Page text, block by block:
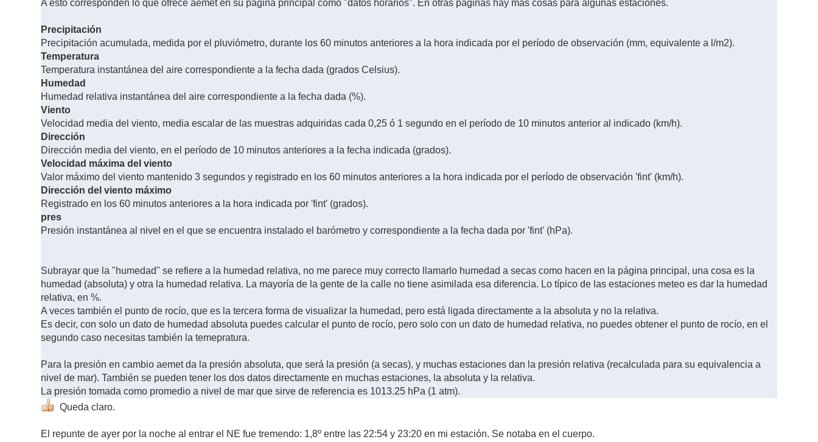
A esto corresponden lo que ofrece aemet en su página principal como "datos horarios". En otras páginas hay más cosas para algunas estaciones.
Precipitación
Precipitación acumulada, medida por el pluviómetro, durante los 60 minutos anteriores a la hora indicada por el período de observación (mm, equivalente a l/m2).
Temperatura
Temperatura instantánea del aire correspondiente a la fecha dada (grados Celsius).
Humedad
Humedad relativa instantánea del aire correspondiente a la fecha dada (%).
Viento
Velocidad media del viento, media escalar de las muestras adquiridas cada 0,25 ó 1 segundo en el período de 10 minutos anterior al indicado (km/h).
Dirección
Dirección media del viento, en el período de 10 minutos anteriores a la fecha indicada (grados).
Velocidad máxima del viento
Valor máximo del viento mantenido 3 segundos y registrado en los 60 minutos anteriores a la hora indicada por el período de observación 'fint' (km/h).
Dirección del viento máximo
Registrado en los 60 minutos anteriores a la hora indicada por 'fint' (grados).
pres
Presión instantánea al nivel en el que se encuentra instalado el barómetro y correspondiente a la fecha dada por 'fint' (hPa).
Subrayar que la "humedad" se refiere a la humedad relativa, no me parece muy correcto llamarlo humedad a secas como hacen en la página principal, una cosa es la
humedad (absoluta) y otra la humedad relativa. La mayoría de la gente de la calle no tiene asimilada esa diferencia. Lo típico de las estaciones meteo es dar la humedad
relativa, en %.
A veces también el punto de rocío, que es la tercera forma de visualizar la humedad, pero está ligada directamente a la absoluta y no la relativa.
Es decir, con solo un dato de humedad absoluta puedes calcular el punto de rocío, pero solo con un dato de humedad relativa, no puedes obtener el punto de rocío, en el
segundo caso necesitas también la temepratura.
Para la presión en cambio aemet da la presión absoluta, que será la presión (a secas), y muchas estaciones dan la presión relativa (recalculada para su equivalencia a
nivel de mar). También se pueden tener los dos datos directamente en muchas estaciones, la absoluta y la relativa.
La presión tomada como promedio a nivel de mar que sirve de referencia es 1013.25 hPa (1 atm).
Queda claro.
El repunte de ayer por la noche al entrar el NE fue tremendo: 1,8º entre las 22:54 y 23:20 en mi estación. Se notaba en el cuerpo.